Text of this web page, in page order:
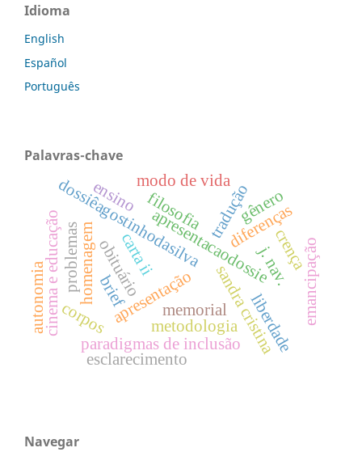
Idioma
English
Español
Português
Palavras-chave
apresentação
dossiêagostinhodasilvaapresentacaodossie
tradução
brief
j. nav.
carta ii
sandra cristina
obituário
homenagem
memorial
diferenças
corpos
paradigmas de inclusão
filosofia
modo de vida
crença
cinema e educação metodologia
gênero
autonomia emancipação
esclarecimento
liberdade
ensino
problemas
Navegar